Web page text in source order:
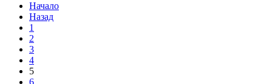
Начало
Назад
1
2
3
4
5